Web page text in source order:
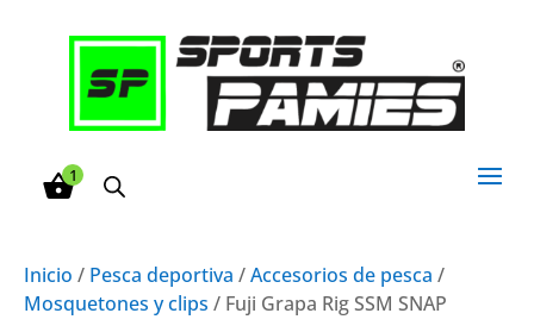
1
Inicio / Pesca deportiva /Accesorios de pesca /
Mosquetones y clips / Fuji Grapa Rig SSM SNAP